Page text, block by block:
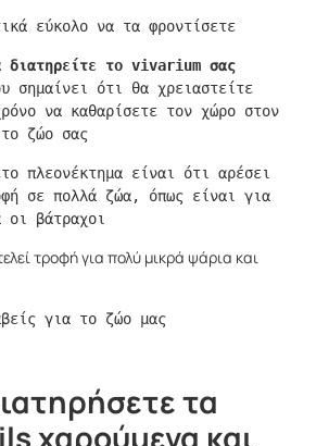
διατηρείτε το vivarium σας
σημαίνει ότι θα χρειαστείτε
να καθαρίσετε τον χώρο στον
ζώο σας
πλεονέκτημα είναι ότι αρέσει
σε πολλά ζώα, όπως είναι για
τροφή για πολύ μικρά ψάρια και
για το ζώο μας
τα
χαρούμενα και